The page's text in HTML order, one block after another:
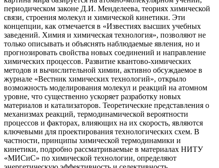
периодическом законе Д.И. Менделеева, теориях химической
связи, строения молекул и химической кинетики. Эти
концепции, как отмечается в «Известиях высших учебных
заведений. Химия и химическая технология», позволяют не
только описывать и объяснять наблюдаемые явления, но и
прогнозировать свойства новых соединений и направление
химических процессов. Развитие квантово-химических
методов и вычислительной химии, активно обсуждаемое в
журнале «Вестник химических технологий», открыло
возможность моделирования молекул и реакций на атомном
уровне, что существенно ускоряет разработку новых
материалов и катализаторов. Теоретические представления о
механизмах реакций, термодинамической вероятности
процессов и факторах, влияющих на их скорость, являются
ключевыми для проектирования технологических схем. В
частности, принципы химической термодинамики и
кинетики, подробно рассматриваемые в материалах НИТУ
«МИСиС» по химической технологии, определяют